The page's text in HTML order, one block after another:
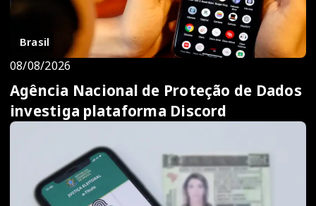
Brasil
08/08/2026
Agência Nacional de Proteção de Dados
investiga plataforma Discord